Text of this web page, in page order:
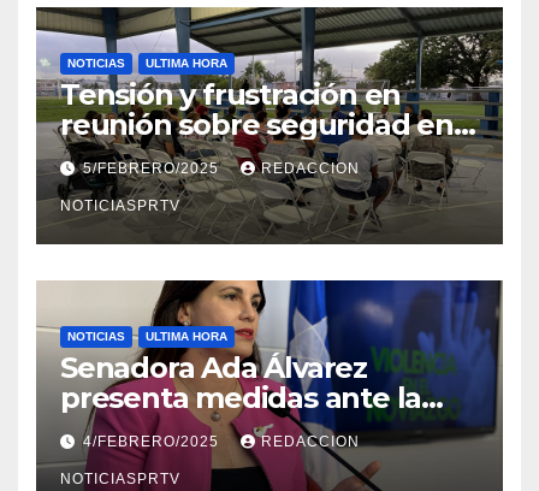
NOTICIAS ULTIMA HORA
Tensión y frustración en
reunión sobre seguridad en
Reparto Metropolitano
5/FEBRERO/2025 REDACCION
NOTICIASPRTV
NOTICIAS ULTIMA HORA
Senadora Ada Álvarez
presenta medidas ante la
violencia en el noviazgo
4/FEBRERO/2025 REDACCION
NOTICIASPRTV